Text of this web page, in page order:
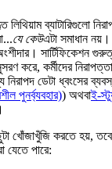
ব্যাটারিগুলো
যে কেউএটা সমাধান
সার্টিফিকেশন
করে, কর্মীদের
নিরাপদ ডেটা ধ্বংসের
পুনর্ব্যবহার)) অথবাই-
খোঁজাখুঁজি করতে হয়,
যেতে পারে: